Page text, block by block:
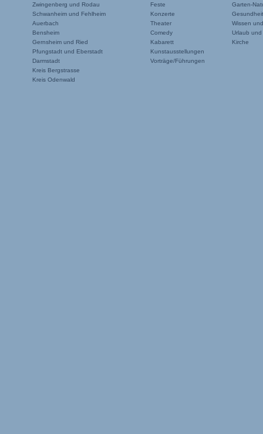
Zwingenberg und Rodau
Schwanheim und Fehlheim
Auerbach
Bensheim
Gernsheim und Ried
Pfungstadt und Eberstadt
Darmstadt
Kreis Bergstrasse
Kreis Odenwald
Feste
Konzerte
Theater
Comedy
Kabarett
Kunstausstellungen
Vorträge/Führungen
Garten-
Wissen
Urlaub und
Kirche